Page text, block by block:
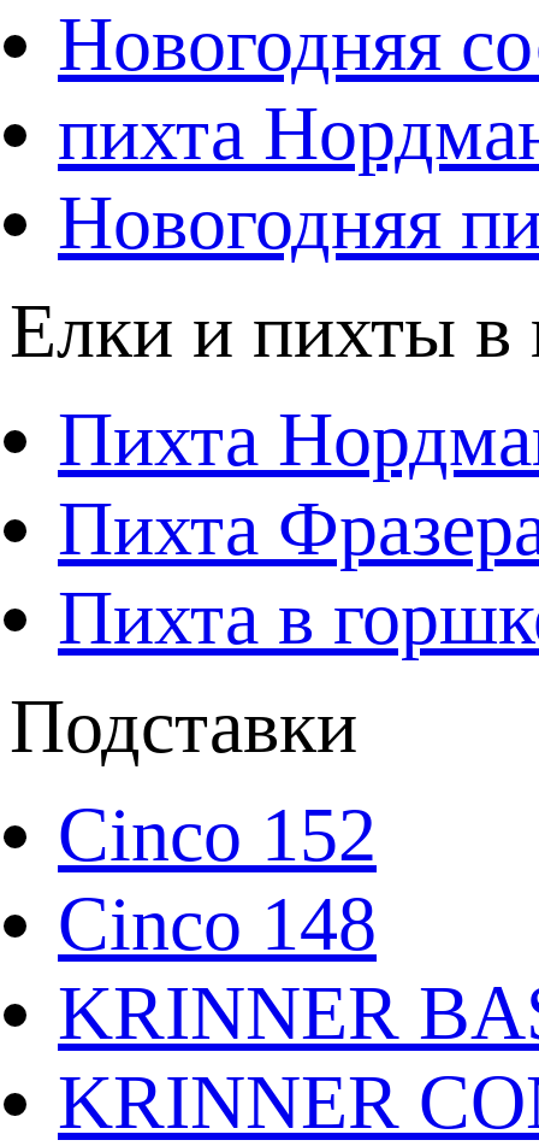
Новогодняя
пихта
Новогодняя
Елки и пихты в
Пихта
Пихта
Пихта в
Подставки
Cinco 152
Cinco 148
KRINNER
KRINNER